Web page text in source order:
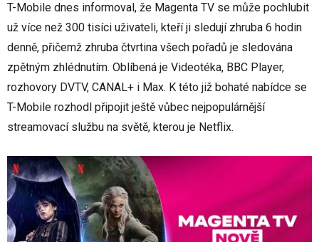
T-Mobile dnes informoval, že Magenta TV se může pochlubit
už více než 300 tisíci uživateli, kteří ji sledují zhruba 6 hodin
denně, přičemž zhruba čtvrtina všech pořadů je sledována
zpětným zhlédnutím. Oblíbená je Videotéka, BBC Player,
rozhovory DVTV, CANAL+ i Max. K této již bohaté nabídce se
T-Mobile rozhodl připojit ještě vůbec nejpopulárnější
streamovací službu na světě, kterou je Netflix.